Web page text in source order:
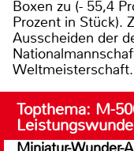
Boxen zu (- 55,4
Prozent in Stück).
Ausscheiden der
Weltmeisterschaft.
Topthema: M-